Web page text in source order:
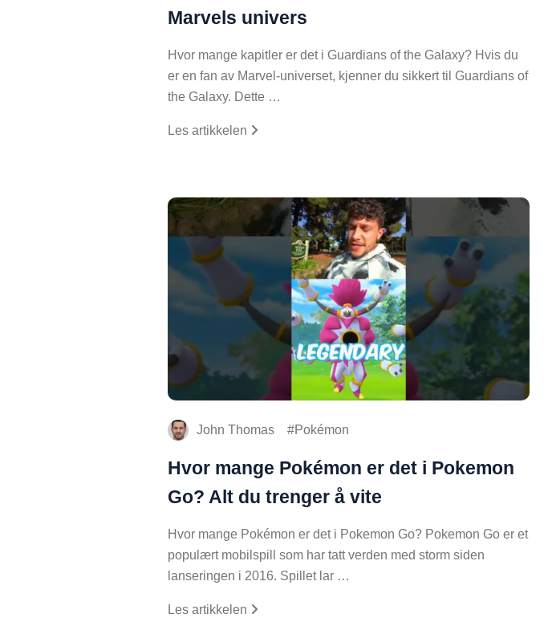
Marvels univers
Hvor mange kapitler er det i Guardians of the Galaxy? Hvis du
er en fan av Marvel-universet, kjenner du sikkert til Guardians of
the Galaxy. Dette …
Les artikkelen
John Thomas Pokémon
Hvor mange Pokémon er det i Pokemon
Go? Alt du trenger å vite
Hvor mange Pokémon er det i Pokemon Go? Pokemon Go er et
populært mobilspill som har tatt verden med storm siden
lanseringen i 2016. Spillet lar …
Les artikkelen